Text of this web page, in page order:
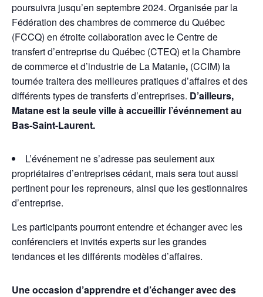
poursuivra jusqu’en septembre 2024. Organisée par la
Fédération des chambres de commerce du Québec
(FCCQ) en étroite collaboration avec le Centre de
transfert d’entreprise du Québec (CTEQ) et la Chambre
de commerce et d’industrie de La Matanie, (CCIM) la
tournée traitera des meilleures pratiques d’affaires et des
différents types de transferts d’entreprises. D’ailleurs,
Matane est la seule ville à accueillir l’événnement au
Bas-Saint-Laurent.
L’événement ne s’adresse pas seulement aux
propriétaires d’entreprises cédant, mais sera tout aussi
pertinent pour les repreneurs, ainsi que les gestionnaires
d’entreprise.
Les participants pourront entendre et échanger avec les
conférenciers et invités experts sur les grandes
tendances et les différents modèles d’affaires.
Une occasion d’apprendre et d’échanger avec des